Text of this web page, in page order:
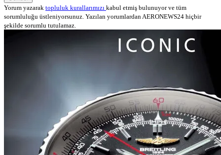
Yorum yazarak topluluk kurallarımızı kabul etmiş bulunuyor ve tüm
sorumluluğu üstleniyorsunuz. Yazılan yorumlardan AERONEWS24 hiçbir
şekilde sorumlu tutulamaz.